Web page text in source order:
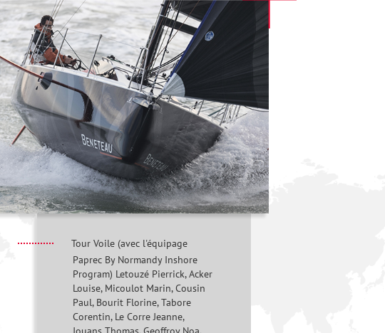
Tour Voile (avec l'équipage
Paprec By Normandy Inshore
Program) Letouzé Pierrick, Acker
Louise, Micoulot Marin, Cousin
Paul, Bourit Florine, Tabore
Corentin, Le Corre Jeanne,